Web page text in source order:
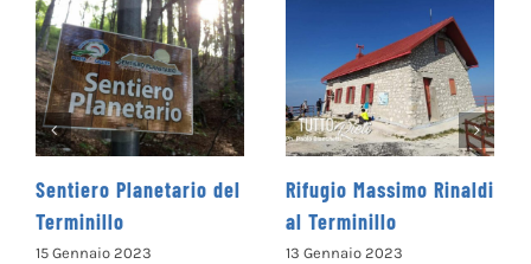
Rifugio Massimo Rinaldi
al Terminillo
13 Gennaio 2023
Rifugio Sebastiani al
Terminillo
12 Gennaio 2023